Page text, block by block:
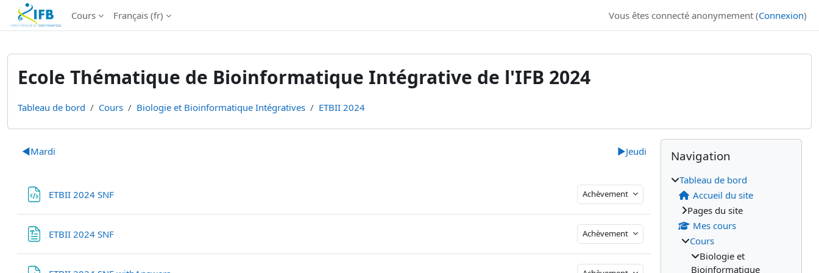
Institut Français de Bioinformatique - Les formations
Passer au contenu principal
Cours Français ‎(fr)‎ Vous êtes connecté anonymement (Connexion)
Ecole Thématique de Bioinformatique Intégrative de l'IFB 2024
Tableau de bord Cours Biologie et Bioinformatique Intégratives ETBII 2024
Résumé de section
◀︎Mardi ▶︎Jeudi
ETBII 2024 SNF Achèvement
ETBII 2024 SNF Achèvement
Blocs
Blocs
Passer Navigation
Navigation
Tableau de bord
Accueil du site
Pages du site
Mes cours
Cours
Biologie et
Bioinformatique